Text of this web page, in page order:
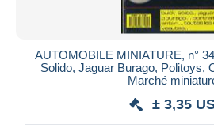
AUTOMOBILE MINIATURE, n°
Solido, Jaguar Burago, Politoys,
Marché
± 3,35